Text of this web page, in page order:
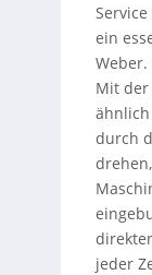
ein
Mit der
ähnlich
durch
jeder